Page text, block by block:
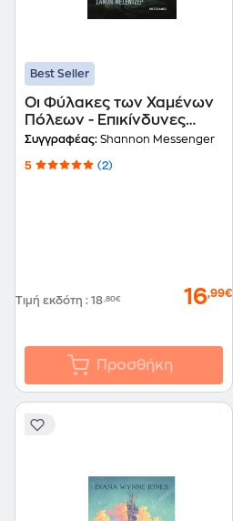
Best Seller
Οι Φύλακες των Χαμένων
Πόλεων - Επικίνδυνες
αναμνήσεις - Βιβλίο 7
Συγγραφέας: Shannon Messenger
5 (2)
Τιμή εκδότη : 18,80€ 16,99€
Προσθήκη